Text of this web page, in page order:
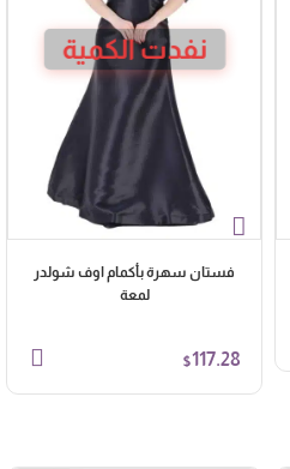
نفدت الكمية
فستان سهرة بأكمام اوف شولدر
لمعة
$117.28